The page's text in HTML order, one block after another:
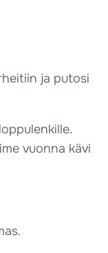
ja putosi
vuonna kävi